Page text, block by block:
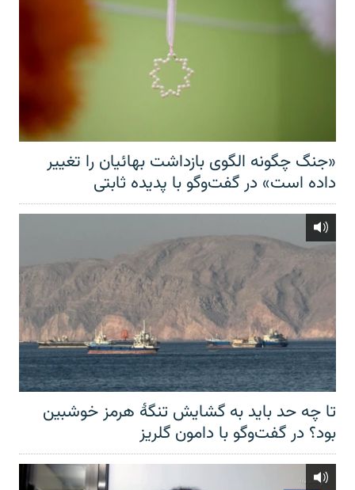
«جنگ چگونه الگوی بازداشت بهائیان را تغییر
داده است» در گفت‌وگو با پدیده ثابتی
تا چه حد باید به گشایش تنگهٔ هرمز خوشبین
بود؟ در گفت‌وگو با دامون گلریز